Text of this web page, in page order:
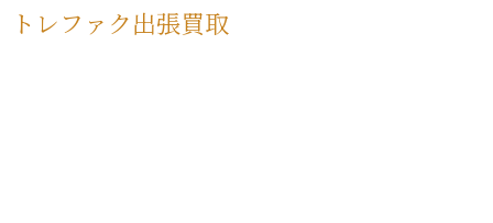
トレファク出張買取